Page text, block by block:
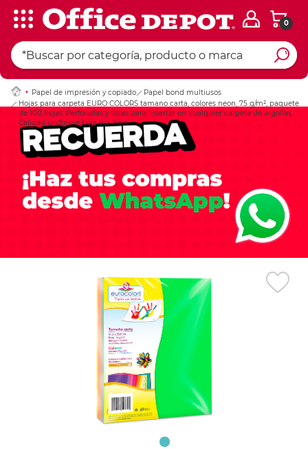
0
Papel de impresión y copiado
Papel bond multiusos
Hojas para carpeta EURO COLORS tamano carta, colores neon, 75 g/m², paquete
de 100 hojas. Perforadas y listas para insertar en cualquier carpeta de argollas.
Calidad uniforme hoja por hoja.
Ingresar Codigo